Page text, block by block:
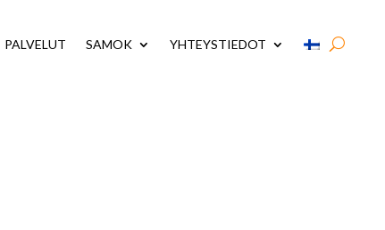
PALVELUT SAMOK YHTEYSTIEDOT